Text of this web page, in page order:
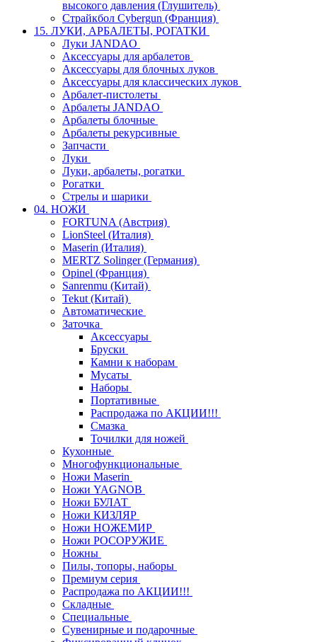
высокого давления (Глушитель)
Страйкбол Cybergun (Франция)
15. ЛУКИ, АРБАЛЕТЫ, РОГАТКИ
Луки JANDAO
Аксессуары для арбалетов
Аксессуары для блочных луков
Аксессуары для классических луков
Арбалет-пистолеты
Арбалеты JANDAO
Арбалеты блочные
Арбалеты рекурсивные
Запчасти
Луки
Луки, арбалеты, рогатки
Рогатки
Стрелы и шарики
04. НОЖИ
FORTUNA (Австрия)
LionSteel (Италия)
Maserin (Италия)
MERTZ Solinger (Германия)
Opinel (Франция)
Sanrenmu (Китай)
Tekut (Китай)
Автоматические
Заточка
Аксессуары
Бруски
Камни к наборам
Мусаты
Наборы
Портативные
Распродажа по АКЦИИ!!!
Смазка
Точилки для ножей
Кухонные
Многофункциональные
Ножи Maserin
Ножи YAGNOB
Ножи БУЛАТ
Ножи КИЗЛЯР
Ножи НОЖЕМИР
Ножи РОСОРУЖИЕ
Ножны
Пилы, топоры, наборы
Премиум серия
Распродажа по АКЦИИ!!!
Складные
Специальные
Сувенирные и подарочные